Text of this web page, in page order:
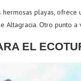
hermosas playas,
Altagracia. Otro punto
EL